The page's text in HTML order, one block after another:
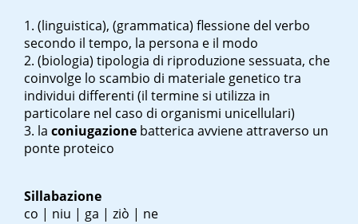
(linguistica), (grammatica) flessione del verbo
secondo il tempo, la persona e il modo
(biologia) tipologia di riproduzione sessuata, che
coinvolge lo scambio di materiale genetico tra
individui differenti (il termine si utilizza in
particolare nel caso di organismi unicellulari)
la coniugazione batterica avviene attraverso un
ponte proteico
Sillabazione
co | niu | ga | ziò | ne